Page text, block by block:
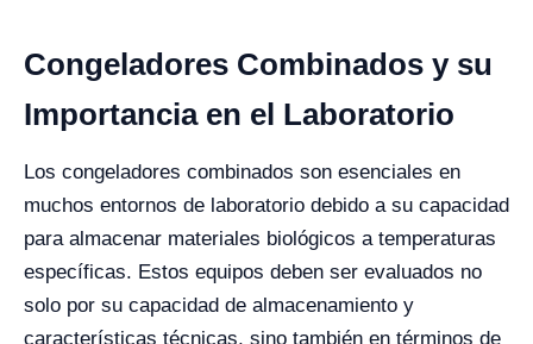
Congeladores Combinados y su
Importancia en el Laboratorio
Los congeladores combinados son esenciales en
muchos entornos de laboratorio debido a su capacidad
para almacenar materiales biológicos a temperaturas
específicas. Estos equipos deben ser evaluados no
solo por su capacidad de almacenamiento y
características técnicas, sino también en términos de